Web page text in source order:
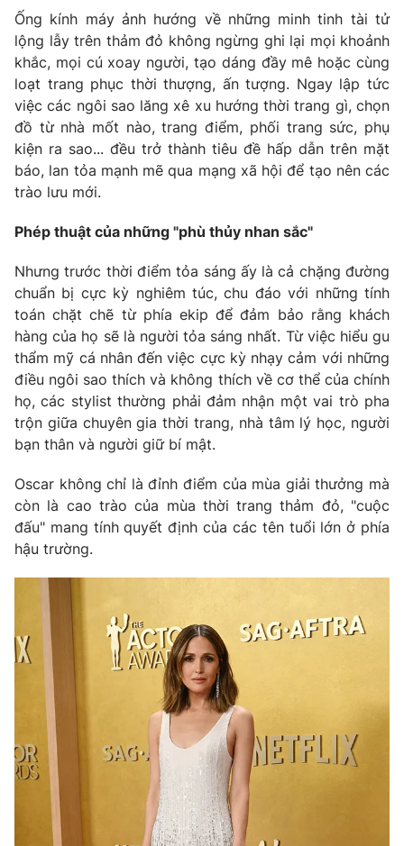
Học trực tuyến
Hitech Công nghệ tương lai
Sản phẩm
Thị trường
Tư vấn
Giao lưu trực tuyến
Lịch phát sóng
Chuyên mục khác
Emagazine
Photo Infographic
Video Shorts video
VTV Money VTV Thể thao
VTV Sức khoẻ Bất động sản
Thị trường 24h Tấm lòng Việt
VTV4 Vươn mình bằng AI
VTV9
Liên hệ tòa soạn
THỜI BÁO VTV
Theo dõi báo trên
Cơ quan chủ quản:
Đài Truyền hình Việt Nam
Cơ quan báo chí:
Thời báo VTV
Ống kính máy ảnh hướng về những minh tinh tài tử
lộng lẫy trên thảm đỏ không ngừng ghi lại mọi khoảnh
khắc, mọi cú xoay người, tạo dáng đầy mê hoặc cùng
loạt trang phục thời thượng, ấn tượng. Ngay lập tức
việc các ngôi sao lăng xê xu hướng thời trang gì, chọn
đồ từ nhà mốt nào, trang điểm, phối trang sức, phụ
kiện ra sao... đều trở thành tiêu đề hấp dẫn trên mặt
báo, lan tỏa mạnh mẽ qua mạng xã hội để tạo nên các
trào lưu mới.
Phép thuật của những "phù thủy nhan sắc"
Nhưng trước thời điểm tỏa sáng ấy là cả chặng đường
chuẩn bị cực kỳ nghiêm túc, chu đáo với những tính
toán chặt chẽ từ phía ekip để đảm bảo rằng khách
hàng của họ sẽ là người tỏa sáng nhất. Từ việc hiểu gu
thẩm mỹ cá nhân đến việc cực kỳ nhạy cảm với những
điều ngôi sao thích và không thích về cơ thể của chính
họ, các stylist thường phải đảm nhận một vai trò pha
trộn giữa chuyên gia thời trang, nhà tâm lý học, người
bạn thân và người giữ bí mật.
Oscar không chỉ là đỉnh điểm của mùa giải thưởng mà
còn là cao trào của mùa thời trang thảm đỏ, "cuộc
đấu" mang tính quyết định của các tên tuổi lớn ở phía
hậu trường.